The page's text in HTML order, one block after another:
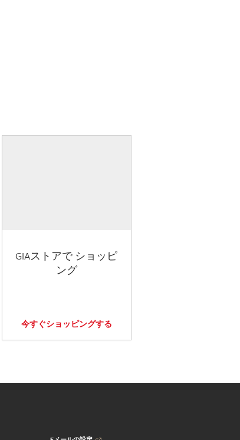
GIAストアで ショッピ
ング
今すぐショッピングする